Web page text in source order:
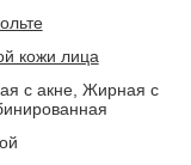
кожи лица
с акне, Жирная с